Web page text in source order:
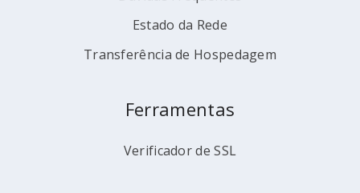
Estado da Rede
Transferência de Hospedagem
Ferramentas
Verificador de SSL